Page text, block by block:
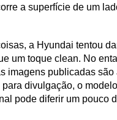
a superfície de um
a Hyundai tentou
um toque clean. No
imagens publicadas
divulgação, o
pode diferir um pouco